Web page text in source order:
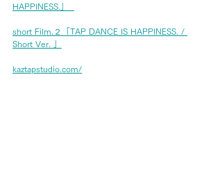
HAPPINESS.」
short Film.２「TAP DANCE IS HAPPINESS. /
Short Ver. 」
kaztapstudio.com/